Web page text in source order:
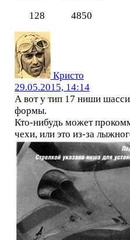
128
4850
Кристо
29.05.2015, 14:14
А вот у тип 17 ниши
формы.
Кто-нибудь может
чехи, или это из-за